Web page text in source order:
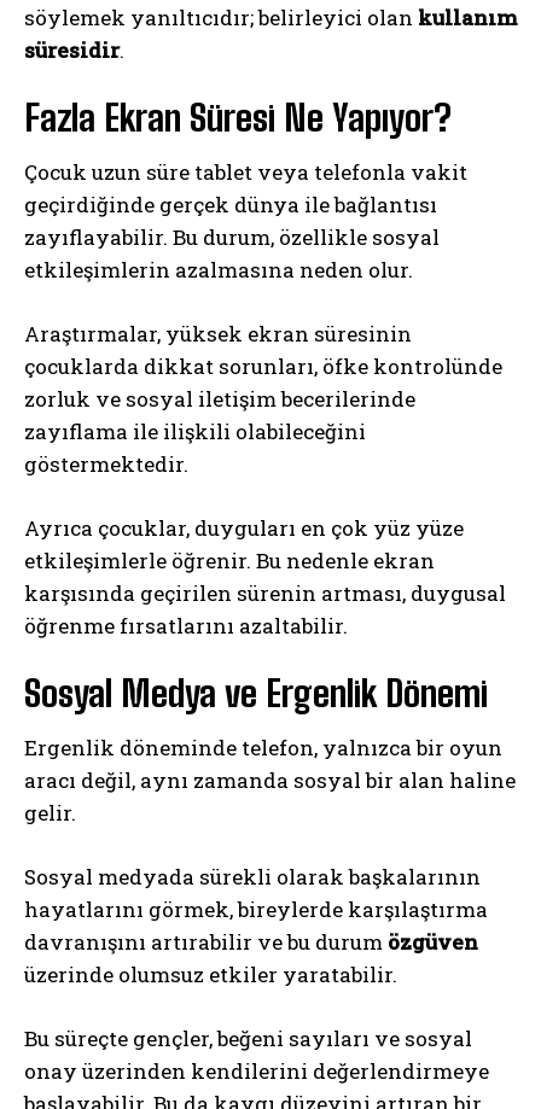
söylemek yanıltıcıdır; belirleyici olan kullanım
süresidir.
Fazla Ekran Süresi Ne Yapıyor?
Çocuk uzun süre tablet veya telefonla vakit
geçirdiğinde gerçek dünya ile bağlantısı
zayıflayabilir. Bu durum, özellikle sosyal
etkileşimlerin azalmasına neden olur.
Araştırmalar, yüksek ekran süresinin
çocuklarda dikkat sorunları, öfke kontrolünde
zorluk ve sosyal iletişim becerilerinde
zayıflama ile ilişkili olabileceğini
göstermektedir.
Ayrıca çocuklar, duyguları en çok yüz yüze
etkileşimlerle öğrenir. Bu nedenle ekran
karşısında geçirilen sürenin artması, duygusal
öğrenme fırsatlarını azaltabilir.
Sosyal Medya ve Ergenlik Dönemi
Ergenlik döneminde telefon, yalnızca bir oyun
aracı değil, aynı zamanda sosyal bir alan haline
gelir.
Sosyal medyada sürekli olarak başkalarının
hayatlarını görmek, bireylerde karşılaştırma
davranışını artırabilir ve bu durum özgüven
üzerinde olumsuz etkiler yaratabilir.
Bu süreçte gençler, beğeni sayıları ve sosyal
onay üzerinden kendilerini değerlendirmeye
başlayabilir. Bu da kaygı düzeyini artıran bir